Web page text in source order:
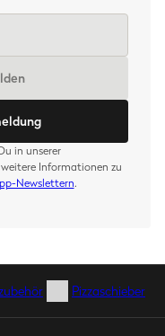
in unserer
Informationen zu
Newslettern.
Pizzaschieber